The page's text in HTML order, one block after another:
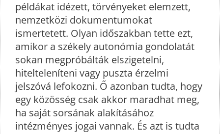
példákat idézett, törvényeket elemzett,
nemzetközi dokumentumokat
ismertetett. Olyan időszakban tette ezt,
amikor a székely autonómia gondolatát
sokan megpróbálták elszigetelni,
hitelteleníteni vagy puszta érzelmi
jelszóvá lefokozni. Ő azonban tudta, hogy
egy közösség csak akkor maradhat meg,
ha saját sorsának alakításához
intézményes jogai vannak. És azt is tudta